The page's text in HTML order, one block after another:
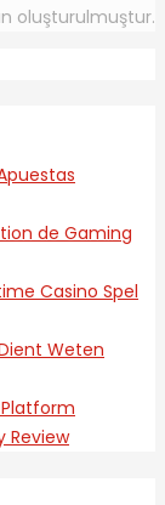
oluşturulmuştur.
de Gaming
Casino Spel
Weten
Review